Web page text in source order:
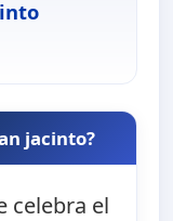
jacinto?
celebra el